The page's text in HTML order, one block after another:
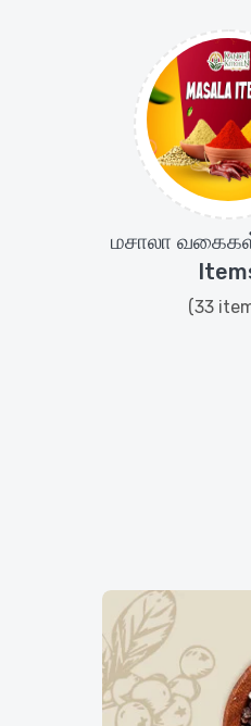
மசாலா
(33